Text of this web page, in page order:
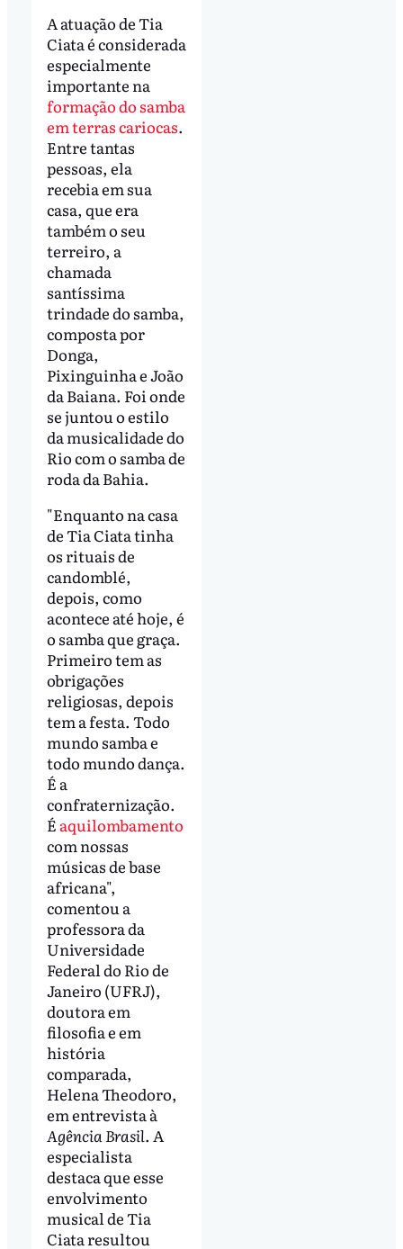
A atuação de Tia
Ciata é considerada
especialmente
importante na
formação do samba
em terras cariocas.
Entre tantas
pessoas, ela
recebia em sua
casa, que era
também o seu
terreiro, a
chamada
santíssima
trindade do samba,
composta por
Donga,
Pixinguinha e João
da Baiana. Foi onde
se juntou o estilo
da musicalidade do
Rio com o samba de
roda da Bahia.
"Enquanto na casa
de Tia Ciata tinha
os rituais de
candomblé,
depois, como
acontece até hoje, é
o samba que graça.
Primeiro tem as
obrigações
religiosas, depois
tem a festa. Todo
mundo samba e
todo mundo dança.
É a
confraternização.
É aquilombamento
com nossas
músicas de base
africana",
comentou a
professora da
Universidade
Federal do Rio de
Janeiro (UFRJ),
doutora em
filosofia e em
história
comparada,
Helena Theodoro,
em entrevista à
Agência Brasil. A
especialista
destaca que esse
envolvimento
musical de Tia
Ciata resultou